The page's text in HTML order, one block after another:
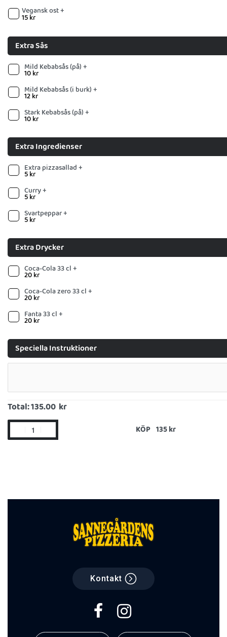
Vegansk ost +
15kr
Extra Sås
Mild Kebabsås (på) +
10kr
Mild Kebabsås (i burk) +
12kr
Stark Kebabsås (på) +
10kr
Extra Ingredienser
Extra pizzasallad +
5kr
Curry +
5kr
Svartpeppar +
5kr
Extra Drycker
Coca-Cola 33 cl +
20kr
Coca-Cola zero 33 cl +
20kr
Fanta 33 cl +
20kr
Speciella Instruktioner
Total:135.00 kr
KÖP
Kontakt